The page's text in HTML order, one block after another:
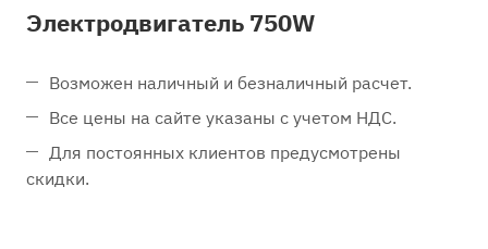
Электродвигатель 750W
Возможен наличный и безналичный расчет.
Все цены на сайте указаны с учетом НДС.
Для постоянных клиентов предусмотрены
скидки.